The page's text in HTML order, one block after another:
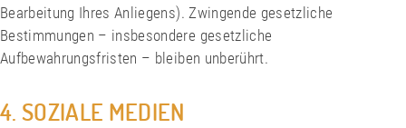
Bearbeitung Ihres Anliegens). Zwingende gesetzliche
Bestimmungen – insbesondere gesetzliche
Aufbewahrungsfristen – bleiben unberührt.
4. SOZIALE MEDIEN